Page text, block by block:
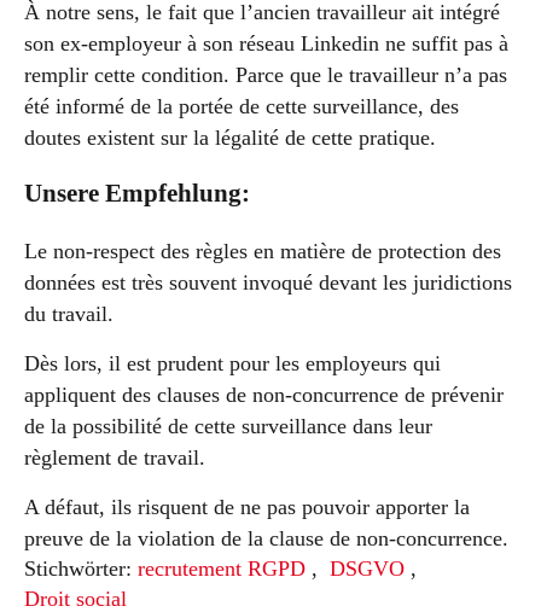
À notre sens, le fait que l’ancien travailleur ait intégré
son ex-employeur à son réseau Linkedin ne suffit pas à
remplir cette condition. Parce que le travailleur n’a pas
été informé de la portée de cette surveillance, des
doutes existent sur la légalité de cette pratique.
Unsere Empfehlung:
Le non-respect des règles en matière de protection des
données est très souvent invoqué devant les juridictions
du travail.
Dès lors, il est prudent pour les employeurs qui
appliquent des clauses de non-concurrence de prévenir
de la possibilité de cette surveillance dans leur
règlement de travail.
A défaut, ils risquent de ne pas pouvoir apporter la
preuve de la violation de la clause de non-concurrence.
Stichwörter: recrutement RGPD , DSGVO ,
Droit social